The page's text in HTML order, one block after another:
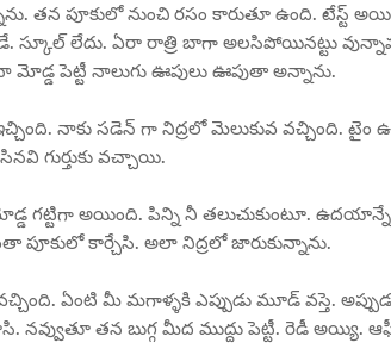
తన పూకులో నుంచి రసం కారుతూ ఉంది. టేస్ట్
లేదు. ఏరా రాత్రి బాగా అలసిపోయినట్టు
మోడ్డ పెట్టీ నాలుగు ఊపులు ఊపుతా అన్నాను.
నాకు సడెన్ గా నిద్రలో మెలుకువ వచ్చింది. టైం
గుర్తుకు వచ్చాయి.
గట్టిగా అయింది. పిన్ని నీ తలుచుకుంటూ.
పూకులో కార్చేసి. అలా నిద్రలో జారుకున్నాను.
ఏంటి మీ మగాళ్ళకి ఎప్పుడు మూడ్ వస్తె.
నవ్వుతూ తన బుగ్గ మీద ముద్దు పెట్టీ. రెడీ అయ్యి.